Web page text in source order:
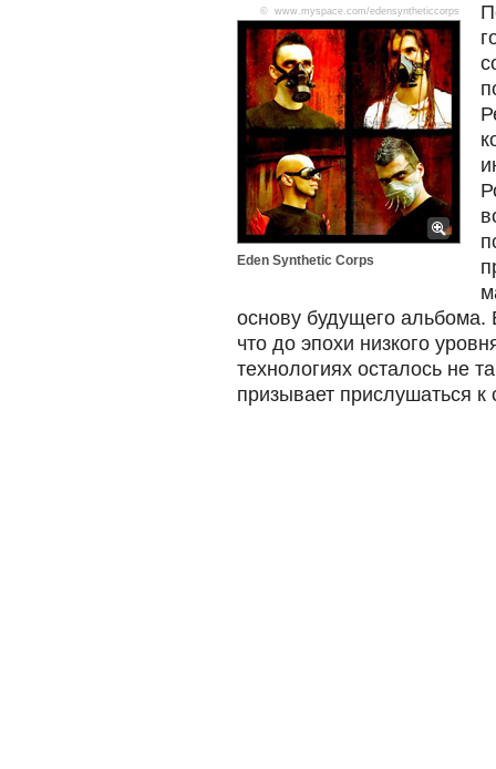
© www.myspace.com/edensyntheticcorps
Eden Synthetic Corps
основу будущего альбома.
что до эпохи низкого
технологиях осталось не
призывает прислушаться к